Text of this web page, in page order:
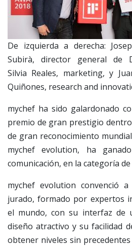
De izquierda a derecha:
Subirà, director general de
Silvia Reales, marketing, y
Quiñones, research and
mychef ha sido galardonado
premio de gran prestigio
de gran reconocimiento
mychef evolution, ha
comunicación, en la categoría de
mychef evolution convenció
jurado, formado por expertos
el mundo, con su interfaz de
diseño atractivo y su facilidad
obtener niveles sin